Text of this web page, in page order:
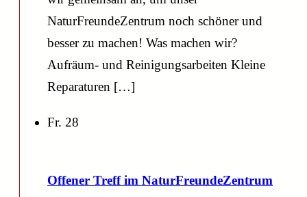
NaturFreundeZentrum noch schöner und
besser zu machen! Was machen wir?
Aufräum- und Reinigungsarbeiten Kleine
Reparaturen […]
Fr. 28
Offener Treff im NaturFreundeZentrum